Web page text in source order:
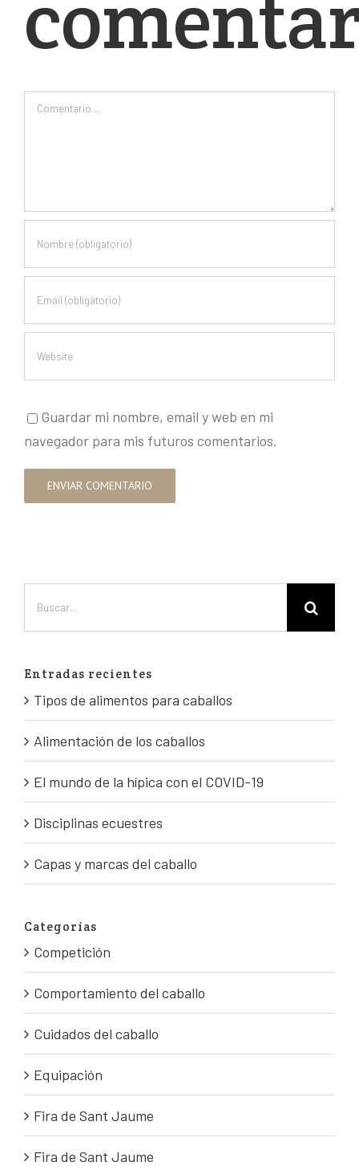
Guardar mi nombre, email y web en mi
navegador para mis futuros comentarios.
Entradas recientes
Tipos de alimentos para caballos
Alimentación de los caballos
El mundo de la hípica con el COVID-19
Disciplinas ecuestres
Capas y marcas del caballo
Categorías
Competición
Comportamiento del caballo
Cuidados del caballo
Equipación
Fira de Sant Jaume
Fira de Sant Jaume